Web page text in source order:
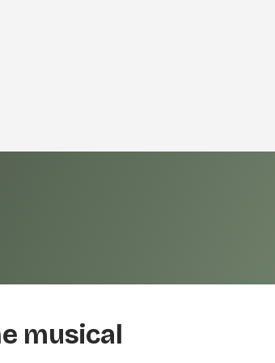
musical